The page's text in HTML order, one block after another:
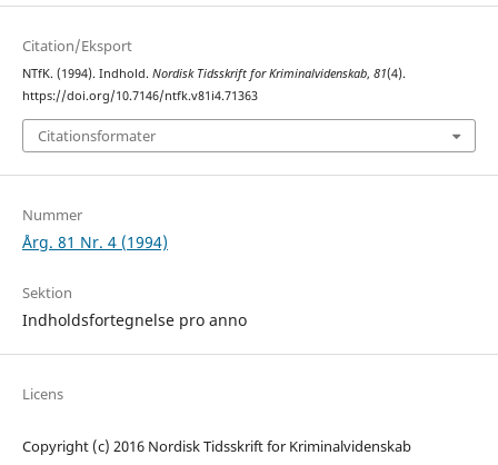
Citation/Eksport
NTfK. (1994). Indhold. Nordisk Tidsskrift for Kriminalvidenskab, 81(4).
https://doi.org/10.7146/ntfk.v81i4.71363
Citationsformater
Nummer
Årg. 81 Nr. 4 (1994)
Sektion
Indholdsfortegnelse pro anno
Licens
Copyright (c) 2016 Nordisk Tidsskrift for Kriminalvidenskab